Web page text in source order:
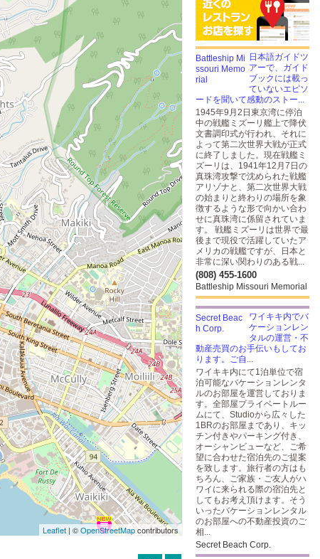
Leaflet | ©OpenStreetMapcontributors
日本語ガイドツ
アーで、ガイド
ブックには載っ
ていないエピソ
ードを聞いて感動のストー...
1945年9月2日東京湾に停泊
中の戦艦ミズーリ艦上で降伏
文書調印式が行われ、それに
よって第二次世界大戦が正式
に終了しました。現在戦艦ミ
ズーリは、1941年12月7日の
真珠湾攻撃で沈められた戦艦
アリゾナと、第二次世界大戦
の始まりと終わりの場所を象
徴するような形で向かい合わ
せに真珠湾に係留されていま
す。 戦艦ミズーリは世界で最
後まで現役で活躍していたア
メリカの戦艦ですが、日本と
非常に深い関わりのある戦...
(808) 455-1600
Battleship Missouri Memorial
ワイキキ内でバ
ケーションレン
タルの運営・不
動産売買のお手伝いもしてお
ります。ご自...
ワイキキ内にて1泊単位で宿
泊可能なバケーションレンタ
ルのお部屋を運営しておりま
す。全部屋プライベートルー
ムにて、Studioから広々した
1BRのお部屋まであり、キッ
チン付きやパーキング付き、
オーシャンビューなど、ご希
望に合わせた宿泊先のご提案
を致します。旅行者の方はも
ちろん、ご家族・ご友人がハ
ワイに来られる際の宿泊先と
してもお考え頂けます。そう
いったバケーションレンタル
のお部屋への不動産投資のご
相...
Secret Beach Corp.